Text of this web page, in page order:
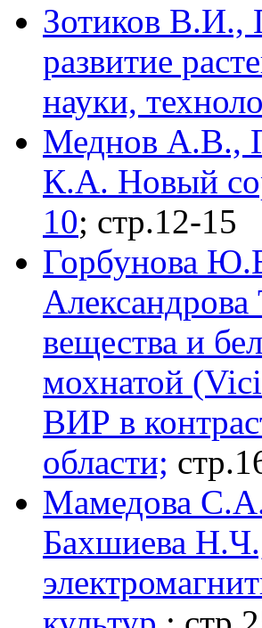
Зотиков В.И.,
развитие
науки,
Меднов А.В.,
К.А. Новый
10; стр.12-15
Горбунова
вещества и
мохнатой
ВИР в
области;
Мамедова
Бахшиева